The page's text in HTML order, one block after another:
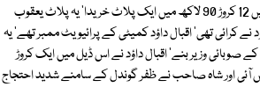
بخوبی اندازہ کر سکتے ہیں'کنور خورشید نے انکشاف کیا ہم نے 13 جنوری 2012ء کو سکھر میں 12 کروڑ 90 لاکھ میں ایک پلاٹ خریدا' یہ پلاٹ یعقوب
کرائی تھی' اقبال داؤد کمیٹی کے پرائیویٹ ممبر تھے' یہ
حکومت میں خوراک کے صوبائی وزیر بنے' اقبال داؤد نے اس ڈیل میں ایک کروڑ
آئی اور شاہ صاحب نے ظفر گوندل کے سامنے شدید احتجاج